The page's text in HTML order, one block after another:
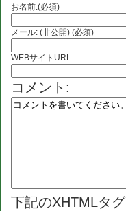
お名前:(必須)
メール: (非公開) (必須)
WEBサイトURL:
コメント:
下記のXHTMLタ